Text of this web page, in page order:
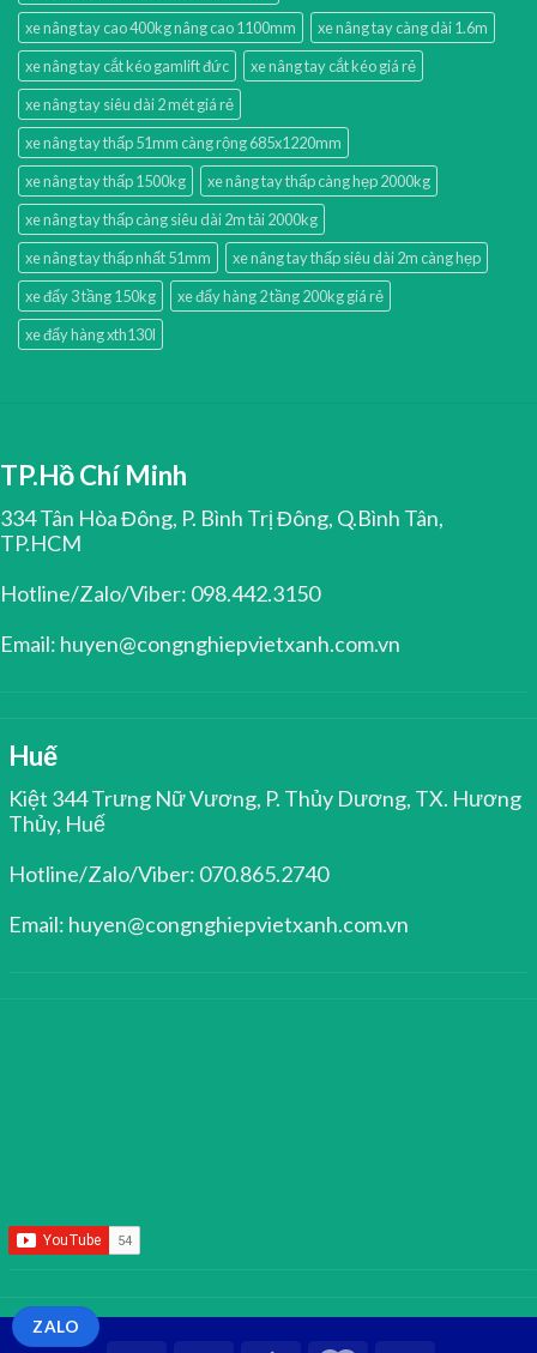
xe nâng tay cao 400kg nâng cao 1100mm
xe nâng tay càng dài 1.6m
xe nâng tay cắt kéo gamlift đức
xe nâng tay cắt kéo giá rẻ
xe nâng tay siêu dài 2 mét giá rẻ
xe nâng tay thấp 51mm càng rộng 685x1220mm
xe nâng tay thấp 1500kg
xe nâng tay thấp càng hẹp 2000kg
xe nâng tay thấp càng siêu dài 2m tải 2000kg
xe nâng tay thấp nhất 51mm
xe nâng tay thấp siêu dài 2m càng hẹp
xe đẩy 3 tầng 150kg
xe đẩy hàng 2 tầng 200kg giá rẻ
xe đẩy hàng xth130l
TP.Hồ Chí Minh
334 Tân Hòa Đông, P. Bình Trị Đông, Q.Bình Tân,
TP.HCM
Hotline/Zalo/Viber: 098.442.3150
Email: huyen@congnghiepvietxanh.com.vn
Huế
Kiệt 344 Trưng Nữ Vương, P. Thủy Dương, TX. Hương
Thủy, Huế
Hotline/Zalo/Viber: 070.865.2740
Email: huyen@congnghiepvietxanh.com.vn
ZALO